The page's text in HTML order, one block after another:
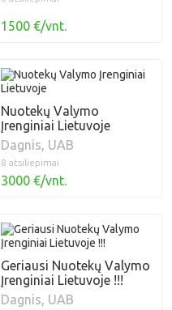
1500 €/vnt.
Nuotekų Valymo
Įrenginiai Lietuvoje
Dagnis, UAB
8 atsiliepimai
3000 €/vnt.
Geriausi Nuotekų Valymo
Įrenginiai Lietuvoje !!!
Dagnis, UAB